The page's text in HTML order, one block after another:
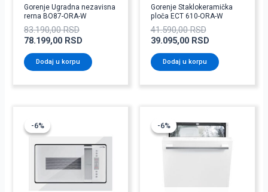
Gorenje Ugradna nezavisna
rerna BO87-ORA-W
83.190,00RSD
78.199,00 RSD
Dodaj u korpu
Gorenje Staklokeramička
ploča ECT 610-ORA-W
41.590,00RSD
39.095,00 RSD
Dodaj u korpu
-6%
-6%
bila:
43.670,00 RSD.
41.050,00 RSD.
-6%
-6%
cena
je
bila:
49.990,00 RSD.
cena
je:
46.991,00